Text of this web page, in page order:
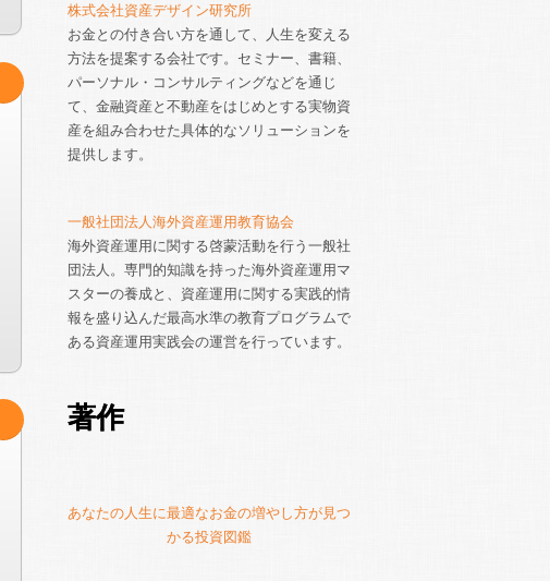
株式会社資産デザイン研究所
お金との付き合い方を通して、人生を変える
方法を提案する会社です。セミナー、書籍、
パーソナル・コンサルティングなどを通じ
て、金融資産と不動産をはじめとする実物資
産を組み合わせた具体的なソリューションを
提供します。
一般社団法人海外資産運用教育協会
海外資産運用に関する啓蒙活動を行う一般社
団法人。専門的知識を持った海外資産運用マ
スターの養成と、資産運用に関する実践的情
報を盛り込んだ最高水準の教育プログラムで
ある資産運用実践会の運営を行っています。
著作
あなたの人生に最適なお金の増やし方が見つ
かる投資図鑑